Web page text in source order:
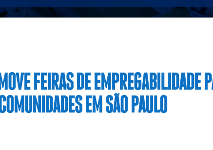
FEIRAS DE EMPREGABILIDADE
EM SÃO PAULO